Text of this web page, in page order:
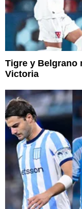
Tigre y Belgrano
Victoria